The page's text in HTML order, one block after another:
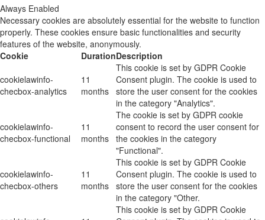
Always Enabled
Necessary cookies are absolutely essential for the website to function
properly. These cookies ensure basic functionalities and security
features of the website, anonymously.
Cookie
DurationDescription
cookielawinfo-
checbox-analytics
11
months
This cookie is set by GDPR Cookie
Consent plugin. The cookie is used to
store the user consent for the cookies
in the category "Analytics".
cookielawinfo-
checbox-functional
11
months
The cookie is set by GDPR cookie
consent to record the user consent for
the cookies in the category
"Functional".
cookielawinfo-
checbox-others
11
months
This cookie is set by GDPR Cookie
Consent plugin. The cookie is used to
store the user consent for the cookies
in the category "Other.
This cookie is set by GDPR Cookie